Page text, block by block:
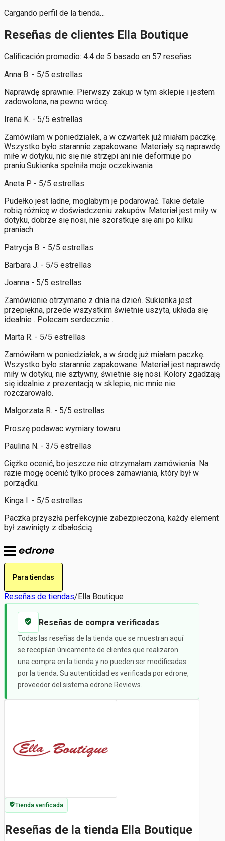
Cargando perfil de la tienda…
Reseñas de clientes Ella Boutique
Calificación promedio: 4.4 de 5 basado en 57 reseñas
Anna B. - 5/5 estrellas
Naprawdę sprawnie. Pierwszy zakup w tym sklepie i jestem
zadowolona, na pewno wrócę.
Irena K. - 5/5 estrellas
Zamówiłam w poniedziałek, a w czwartek już miałam paczkę.
Wszystko było starannie zapakowane. Materiały są naprawdę
miłe w dotyku, nic się nie strzępi ani nie deformuje po
praniu.Sukienka spełniła moje oczekiwania
Aneta P. - 5/5 estrellas
Pudełko jest ładne, mogłabym je podarować. Takie detale
robią różnicę w doświadczeniu zakupów. Materiał jest miły w
dotyku, dobrze się nosi, nie szorstkuje się ani po kilku
praniach.
Patrycja B. - 5/5 estrellas
Barbara J. - 5/5 estrellas
Joanna - 5/5 estrellas
Zamówienie otrzymane z dnia na dzień. Sukienka jest
przepiękna, przede wszystkim świetnie uszyta, układa się
idealnie . Polecam serdecznie .
Marta R. - 5/5 estrellas
Zamówiłam w poniedziałek, a w środę już miałam paczkę.
Wszystko było starannie zapakowane. Materiał jest naprawdę
miły w dotyku, nie sztywny, świetnie się nosi. Kolory zgadzają
się idealnie z prezentacją w sklepie, nic mnie nie
rozczarowało.
Malgorzata R. - 5/5 estrellas
Proszę podawac wymiary towaru.
Paulina N. - 3/5 estrellas
Ciężko ocenić, bo jeszcze nie otrzymałam zamówienia. Na
razie mogę ocenić tylko proces zamawiania, który był w
porządku.
Kinga I. - 5/5 estrellas
Paczka przyszła perfekcyjnie zabezpieczona, każdy element
był zawinięty z dbałością.
Para tiendas
Reseñas de tiendas/Ella Boutique
Reseñas de compra verificadas
Todas las reseñas de la tienda que se muestran aquí
se recopilan únicamente de clientes que realizaron
una compra en la tienda y no pueden ser modificadas
por la tienda. Su autenticidad es verificada por edrone,
proveedor del sistema edrone Reviews.
Tienda verificada
Reseñas de la tienda Ella Boutique